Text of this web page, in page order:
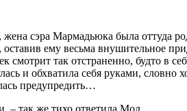
сэра Мармадьюка была оттуда
ему весьма внушительное
смотрит так отстраненно, будто в
и обхватила себя руками, словно
предупредить…
– так же тихо ответила Мод.